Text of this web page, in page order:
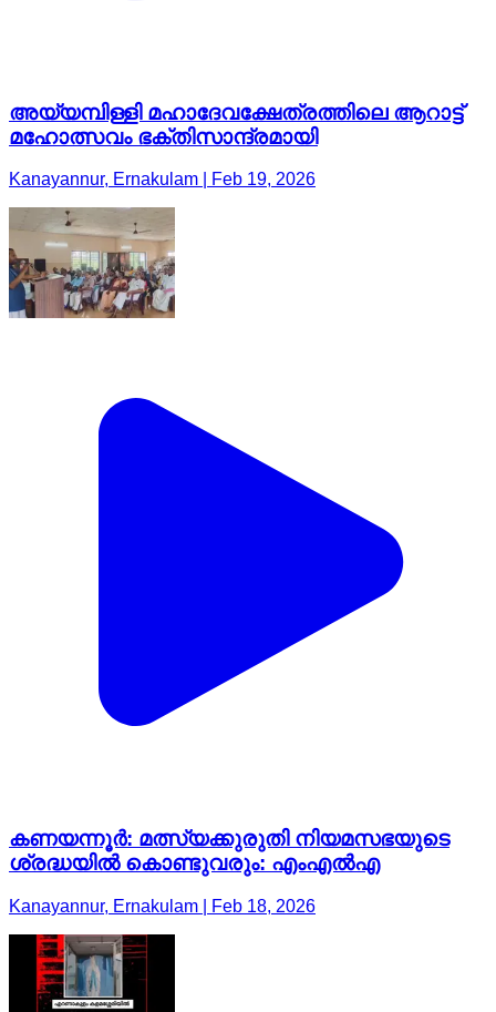
അയ്യമ്പിള്ളി മഹാദേവക്ഷേത്രത്തിലെ ആറാട്ട്
മഹോത്സവം ഭക്തിസാന്ദ്രമായി
Kanayannur, Ernakulam | Feb 19, 2026
കണയന്നൂർ: മത്സ്യക്കുരുതി നിയമസഭയുടെ
ശ്രദ്ധയിൽ കൊണ്ടുവരും: എംഎൽഎ
Kanayannur, Ernakulam | Feb 18, 2026